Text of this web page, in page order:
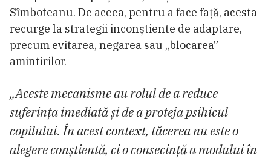
Sîmboteanu. De aceea, pentru a face față, acesta
recurge la strategii inconștiente de adaptare,
precum evitarea, negarea sau „blocarea”
amintirilor.
„Aceste mecanisme au rolul de a reduce
suferința imediată și de a proteja psihicul
copilului. În acest context, tăcerea nu este o
alegere conștientă, ci o consecință a modului în